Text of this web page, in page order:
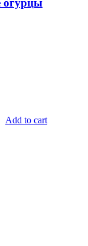
огурцы
Add to cart